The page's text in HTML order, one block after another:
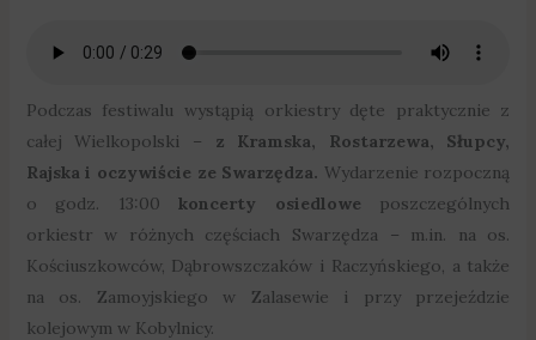
Podczas festiwalu wystąpią orkiestry dęte praktycznie z
całej Wielkopolski – z Kramska, Rostarzewa, Słupcy,
Rajska i oczywiście ze Swarzędza. Wydarzenie rozpoczną
o godz. 13:00koncerty osiedlowe poszczególnych
orkiestr w różnych częściach Swarzędza – m.in. na os.
Kościuszkowców, Dąbrowszczaków i Raczyńskiego, a także
na os. Zamoyjskiego w Zalasewie i przy przejeździe
kolejowym w Kobylnicy.